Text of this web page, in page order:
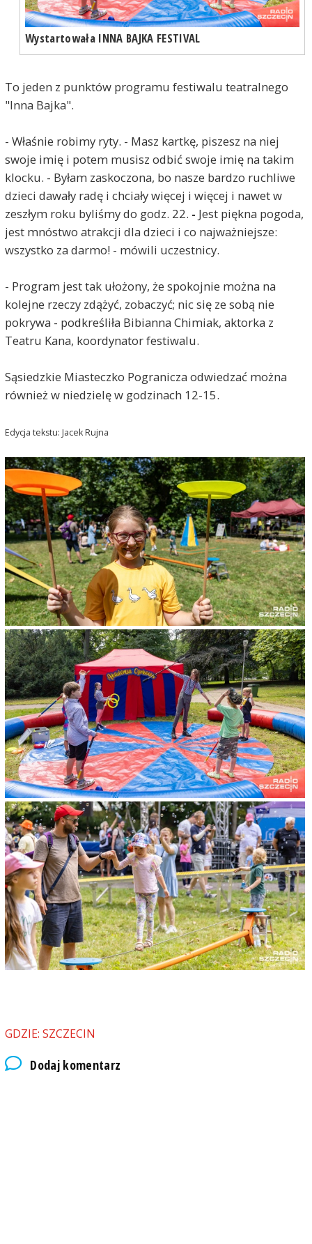
Wystartowała INNA BAJKA FESTIVAL
To jeden z punktów programu festiwalu teatralnego
"Inna Bajka".
- Właśnie robimy ryty. - Masz kartkę, piszesz na niej
swoje imię i potem musisz odbić swoje imię na takim
klocku. - Byłam zaskoczona, bo nasze bardzo ruchliwe
dzieci dawały radę i chciały więcej i więcej i nawet w
zeszłym roku byliśmy do godz. 22. - Jest piękna pogoda,
jest mnóstwo atrakcji dla dzieci i co najważniejsze:
wszystko za darmo! - mówili uczestnicy.
- Program jest tak ułożony, że spokojnie można na
kolejne rzeczy zdążyć, zobaczyć; nic się ze sobą nie
pokrywa - podkreśliła Bibianna Chimiak, aktorka z
Teatru Kana, koordynator festiwalu.
Sąsiedzkie Miasteczko Pogranicza odwiedzać można
również w niedzielę w godzinach 12-15.
Edycja tekstu: Jacek Rujna
GDZIE: SZCZECIN
Dodaj komentarz